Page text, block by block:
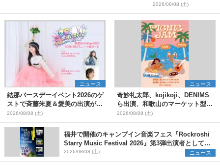
2026/08/08 (土)
ニュース
結那バースデーイベント2026のゲ
ストで斉藤朱夏＆愛美の出演が決
定
2026/08/08 (土)
ニュース
奇妙礼太郎、kojikoji、DENIMS
ら出演、和歌山のマーケット型野
外イベント『PICNIC JAM
2026』早割チケット発売開始
2026/08/08 (土)
福井で開催のキャンプイン音楽フェス『Rockroshi
Starry Music Festival 2026』第3弾出演者として
SCOOBIE DO、かりゆし58、Reiを発表
2026/08/08 (土) ニュース